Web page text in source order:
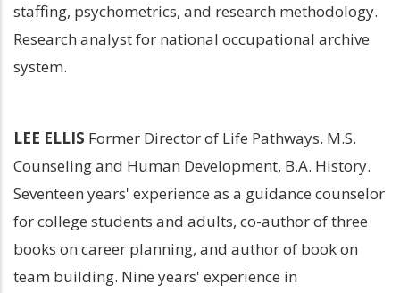
staffing, psychometrics, and research methodology.
Research analyst for national occupational archive
system.
LEE ELLIS Former Director of Life Pathways. M.S.
Counseling and Human Development, B.A. History.
Seventeen years' experience as a guidance counselor
for college students and adults, co-author of three
books on career planning, and author of book on
team building. Nine years' experience in